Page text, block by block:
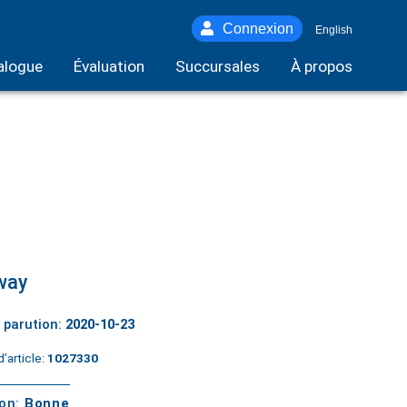
Connexion English
Évaluation Succursales À propos
parution: 2020-10-23
1027330
Bonne